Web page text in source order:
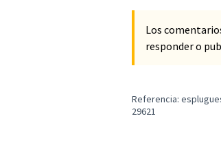
Los
responder o
Referencia:
29621